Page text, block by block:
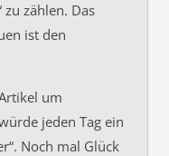
zu zählen. Das
ist den
um
jeden Tag ein
Noch mal Glück